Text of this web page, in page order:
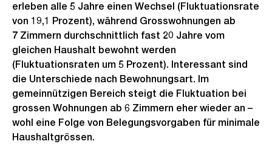
erleben alle 5 Jahre einen Wechsel (Fluktuationsrate
von 19,1 Prozent), während Grosswohnungen ab
7 Zimmern durchschnittlich fast 20 Jahre vom
gleichen Haushalt bewohnt werden
(Fluktuationsraten um 5 Prozent). Interessant sind
die Unterschiede nach Bewohnungsart. Im
gemeinnützigen Bereich steigt die Fluktuation bei
grossen Wohnungen ab 6 Zimmern eher wieder an –
wohl eine Folge von Belegungsvorgaben für minimale
Haushaltgrössen.